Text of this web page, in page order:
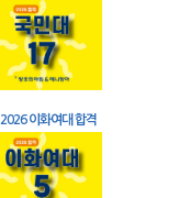
2026 이화여대 합격